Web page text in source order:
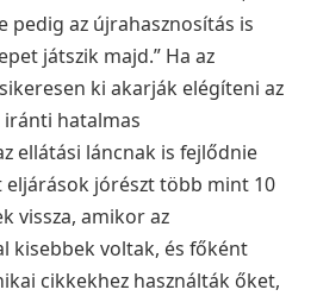
pedig az újrahasznosítás is
játszik majd.” Ha az
ki akarják elégíteni az
hatalmas
ellátási láncnak is fejlődnie
eljárások jórészt több mint 10
vissza, amikor az
kisebbek voltak, és főként
cikkekhez használták őket,